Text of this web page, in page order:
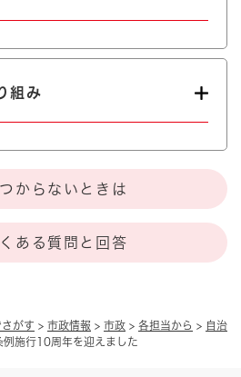
がす > 市政情報 > 市政 > 各担当から > 自治
例施行10周年を迎えました
組み
からないときは
ある質問と回答